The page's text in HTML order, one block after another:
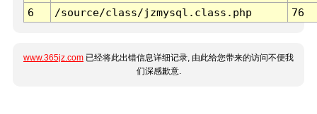
6
/source/class/jzmysql.class.php 76
www.365jz.com 已经将此出错信息详细记录, 由此给您带来的访问不便我
们深感歉意.